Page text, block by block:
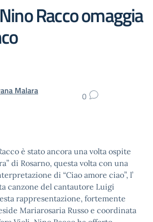
Racco omaggia
Malara
0
è stato ancora una volta ospite
di Rosarno, questa volta con una
di “Ciao amore ciao”, l’
canzone del cantautore Luigi
rappresentazione, fortemente
Mariarosaria Russo e coordinata